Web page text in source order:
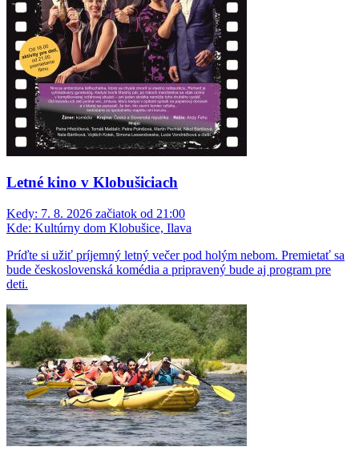
Letné kino v Klobušiciach
Kedy: 7. 8. 2026 začiatok od 21:00
Kde: Kultúrny dom Klobušice, Ilava
Príďte si užiť príjemný letný večer pod holým nebom. Premietať sa
bude československá komédia a pripravený bude aj program pre
deti.